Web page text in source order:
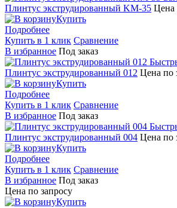
Плинтус экструдированный KM-35 Цена
Купить
Подробнее
Купить в 1 клик Сравнение
В избранное Под заказ
Плинтус экструдированный 012 Цена по
Купить
Подробнее
Купить в 1 клик Сравнение
В избранное Под заказ
Плинтус экструдированный 004 Цена по
Купить
Подробнее
Купить в 1 клик Сравнение
В избранное Под заказ
Цена по запросу
Купить